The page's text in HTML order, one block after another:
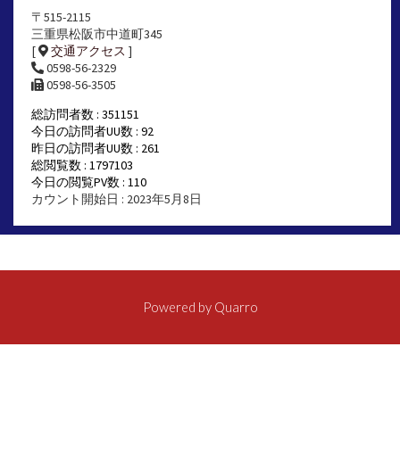
〒515-2115
三重県松阪市中道町345
[
交通アクセス ]
0598-56-2329
0598-56-3505
総訪問者数 : 351151
今日の訪問者UU数 : 92
昨日の訪問者UU数 : 261
総閲覧数 : 1797103
今日の閲覧PV数 : 110
カウント開始日 : 2023年5月8日
Powered by Quarro